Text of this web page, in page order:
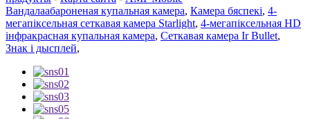
Вандалаабароненая купальная камера, Камера бяспекі, 4-
мегапіксельная сеткавая камера Starlight, 4-мегапіксельная HD
інфракрасная купальная камера, Сеткавая камера Ir Bullet,
Знак і дысплей,